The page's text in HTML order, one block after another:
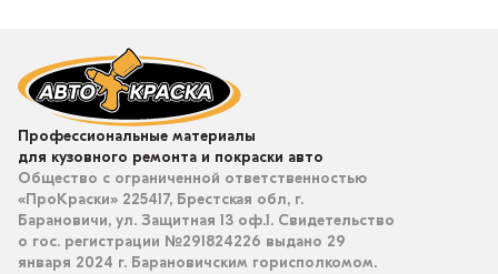
Профессиональные материалы
для кузовного ремонта и покраски авто
Общество с ограниченной ответственностью
«ПроКраски» 225417, Брестская обл, г.
Барановичи, ул. Защитная 13 оф.1. Свидетельство
о гос. регистрации №291824226 выдано 29
января 2024 г. Барановичским горисполкомом.